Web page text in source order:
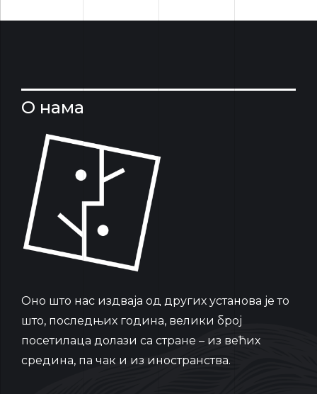
О нама
Oно што нас издваја од других установа је то
што, последњих година, велики број
посетилаца долази са стране – из већих
средина, па чак и из иностранства.